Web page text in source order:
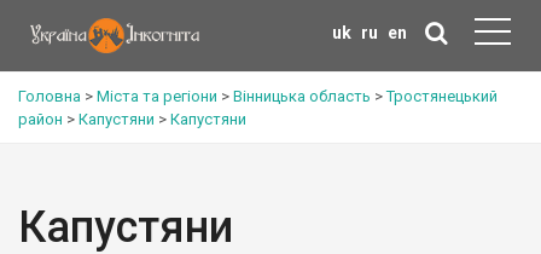
uk ru en
Головна > Міста та регіони > Вінницька область >Тростянецький
район > Капустяни > Капустяни
Капустяни